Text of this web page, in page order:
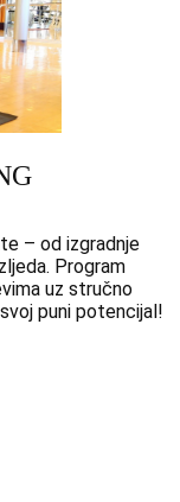
– od izgradnje
Program
uz stručno
puni potencijal!